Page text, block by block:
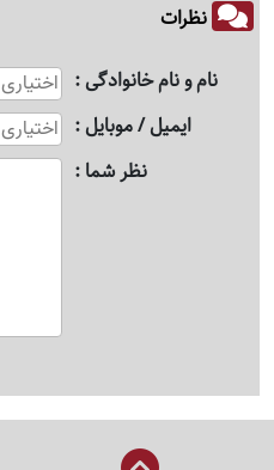
نظرات
نام و نام خانوادگی
ایمیل / موبایل
نظر شما